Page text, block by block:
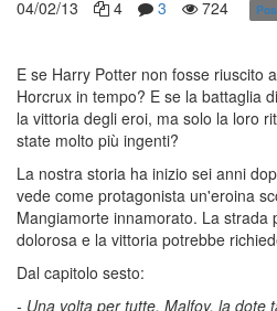
04/02/13 4 3 724
E se Harry Potter non fosse riuscito
Horcrux in tempo? E se la battaglia
la vittoria degli eroi, ma solo la loro
state molto più ingenti?
La nostra storia ha inizio sei anni
vede come protagonista un'eroina
Mangiamorte innamorato. La strada
dolorosa e la vittoria potrebbe
Dal capitolo sesto:
- Una volta per tutte, Malfoy, la dote